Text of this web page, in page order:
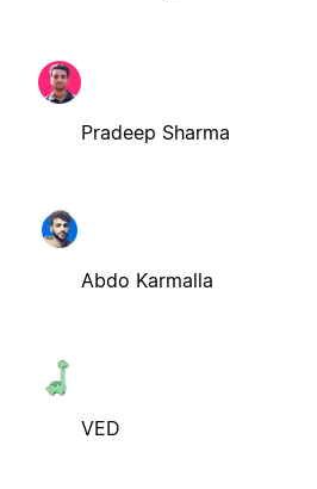
Pradeep Sharma
Abdo Karmalla
VED